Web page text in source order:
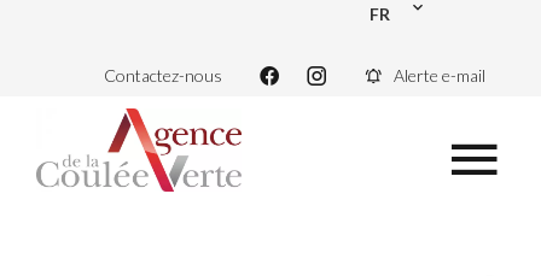
FR
Contactez-nous Alerte e-mail